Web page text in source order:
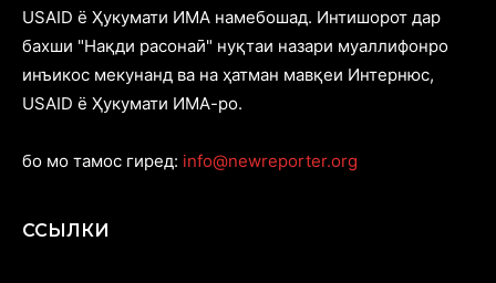
USAID ё Ҳукумати ИМА намебошад. Интишорот дар
бахши "Нақди расонаӣ" нуқтаи назари муаллифонро
инъикос мекунанд ва на ҳатман мавқеи Интернюс,
USAID ё Ҳукумати ИМА-ро.
бо мо тамос гиред: info@newreporter.org
ССЫЛКИ